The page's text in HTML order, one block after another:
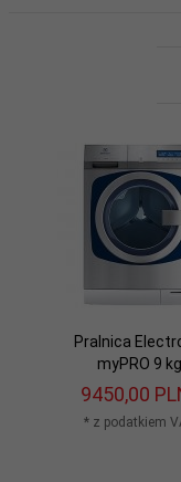
Pralnica
myPRO 9 kg
9450,00
* z podatkiem